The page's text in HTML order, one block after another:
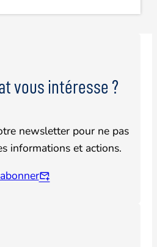
vous intéresse ?
newsletter pour ne pas
informations et actions.